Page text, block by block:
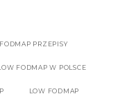
PRZEPISY
FODMAP W POLSCE
LOW FODMAP